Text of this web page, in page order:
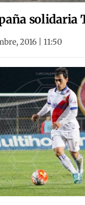
solidaria
2016 | 11:50